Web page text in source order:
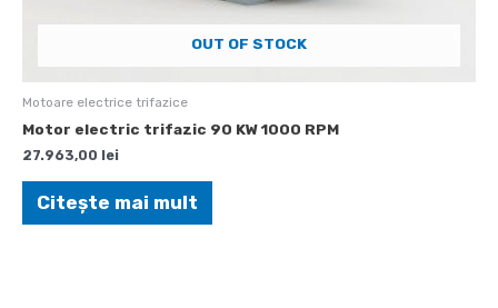
OUT OF STOCK
Motoare electrice trifazice
Motor electric trifazic 90 KW 1000 RPM
27.963,00 lei
Citește mai mult